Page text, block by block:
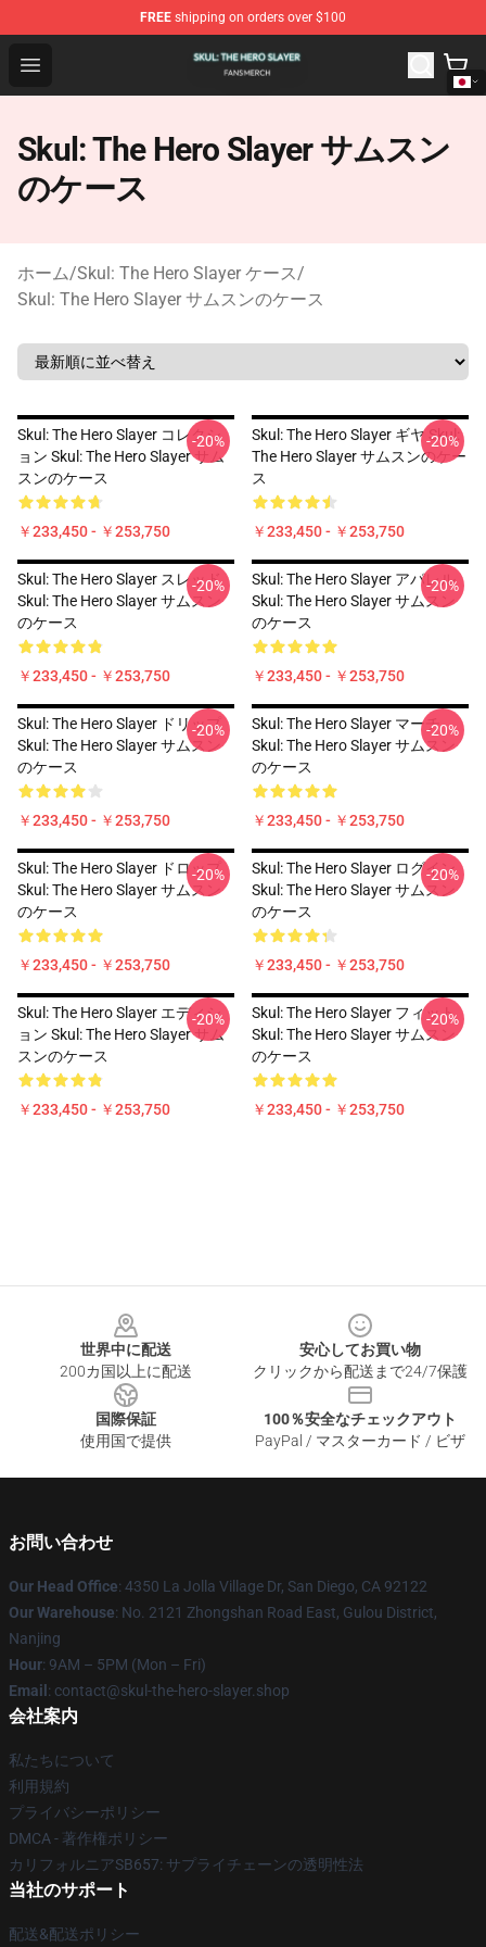
FREE shipping on orders over $100
Open menu
Skul: The Hero Slayer Shop - Official Skul: The Hero
Skul: The Hero Slayer サムスン
のケース
ホーム/Skul: The Hero Slayer ケース/
Skul: The Hero Slayer サムスンのケース
Skul: The Hero Slayer コレクシ
ョン Skul: The Hero Slayer サム
スンのケース
￥233,450 - ￥253,750
-20%
Skul: The Hero Slayer ギヤ Skul:
The Hero Slayer サムスンのケー
ス
￥233,450 - ￥253,750
-20%
Skul: The Hero Slayer スレッド
Skul: The Hero Slayer サムスン
のケース
￥233,450 - ￥253,750
-20%
Skul: The Hero Slayer アパレル
Skul: The Hero Slayer サムスン
のケース
￥233,450 - ￥253,750
-20%
Skul: The Hero Slayer ドリップ
Skul: The Hero Slayer サムスン
のケース
￥233,450 - ￥253,750
-20%
Skul: The Hero Slayer マーチ
Skul: The Hero Slayer サムスン
のケース
￥233,450 - ￥253,750
-20%
Skul: The Hero Slayer ドロップ
Skul: The Hero Slayer サムスン
のケース
￥233,450 - ￥253,750
-20%
Skul: The Hero Slayer ログイン
Skul: The Hero Slayer サムスン
のケース
￥233,450 - ￥253,750
-20%
Skul: The Hero Slayer エディシ
ョン Skul: The Hero Slayer サム
スンのケース
￥233,450 - ￥253,750
-20%
Skul: The Hero Slayer フィット
Skul: The Hero Slayer サムスン
のケース
￥233,450 - ￥253,750
-20%
世界中に配送
200カ国以上に配送
安心してお買い物
クリックから配送まで24/7保護
国際保証
使用国で提供
100％安全なチェックアウト
PayPal / マスターカード / ビザ
お問い合わせ
Our Head Office: 4350 La Jolla Village Dr, San Diego, CA 92122
Our Warehouse: No. 2121 Zhongshan Road East, Gulou District,
Nanjing
Hour: 9AM – 5PM (Mon – Fri)
Email : contact@skul-the-hero-slayer.shop
会社案内
私たちについて
利用規約
プライバシーポリシー
DMCA - 著作権ポリシー
カリフォルニアSB657: サプライチェーンの透明性法
当社のサポート
配送&配送ポリシー